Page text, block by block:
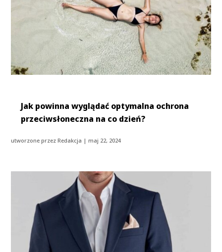
Jak powinna wyglądać optymalna ochrona
przeciwsłoneczna na co dzień?
utworzone przezRedakcja |maj 22, 2024